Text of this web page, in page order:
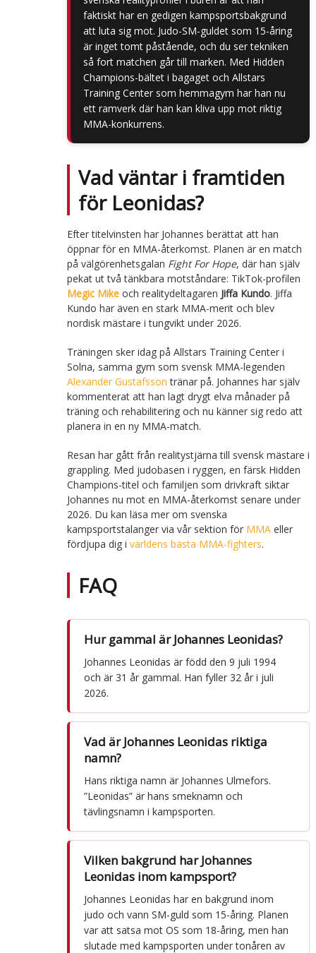
faktiskt har en gedigen kampsportsbakgrund
att luta sig mot. Judo-SM-guldet som 15-åring
är inget tomt påstående, och du ser tekniken
så fort matchen går till marken. Med Hidden
Champions-bältet i bagaget och Allstars
Training Center som hemmagym har han nu
ett ramverk där han kan kliva upp mot riktig
MMA-konkurrens.
Vad väntar i framtiden
för Leonidas?
Efter titelvinsten har Johannes berättat att han
öppnar för en MMA-återkomst. Planen är en match
på välgörenhetsgalan Fight For Hope, där han själv
pekat ut två tänkbara motståndare: TikTok-profilen
Megic Mikeoch realitydeltagaren Jiffa Kundo. Jiffa
Kundo har även en stark MMA-merit och blev
nordisk mästare i tungvikt under 2026.
Träningen sker idag på Allstars Training Center i
Solna, samma gym som svensk MMA-legenden
Alexander Gustafsson tränar på. Johannes har själv
kommenterat att han lagt drygt elva månader på
träning och rehabilitering och nu känner sig redo att
planera in en ny MMA-match.
Resan har gått från realitystjärna till svensk mästare i
grappling. Med judobasen i ryggen, en färsk Hidden
Champions-titel och familjen som drivkraft siktar
Johannes nu mot en MMA-återkomst senare under
2026. Du kan läsa mer om svenska
kampsportstalanger via vår sektion för MMAeller
fördjupa dig i världens bästa MMA-fighters.
FAQ
Hur gammal är Johannes Leonidas?
Johannes Leonidas är född den 9 juli 1994
och är 31 år gammal. Han fyller 32 år i juli
2026.
Vad är Johannes Leonidas riktiga
namn?
Hans riktiga namn är Johannes Ulmefors.
”Leonidas” är hans smeknamn och
tävlingsnamn i kampsporten.
Vilken bakgrund har Johannes
Leonidas inom kampsport?
Johannes Leonidas har en bakgrund inom
judo och vann SM-guld som 15-åring. Planen
var att satsa mot OS som 18-åring, men han
slutade med kampsporten under tonåren av